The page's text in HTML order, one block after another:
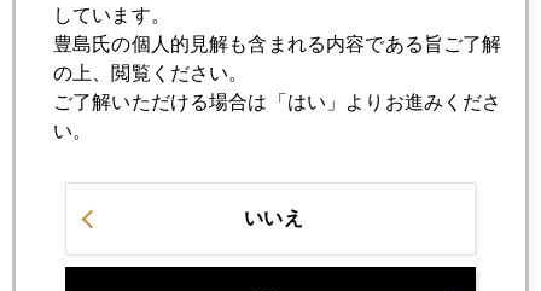
2020年07月15日
米中関係激化
カリフォルニア、経済再開頓挫
しています。
豊島氏の個人的見解も含まれる内容である旨ご了解
の上、閲覧ください。
ご了解いただける場合は「はい」よりお進みくださ
い。
いいえ